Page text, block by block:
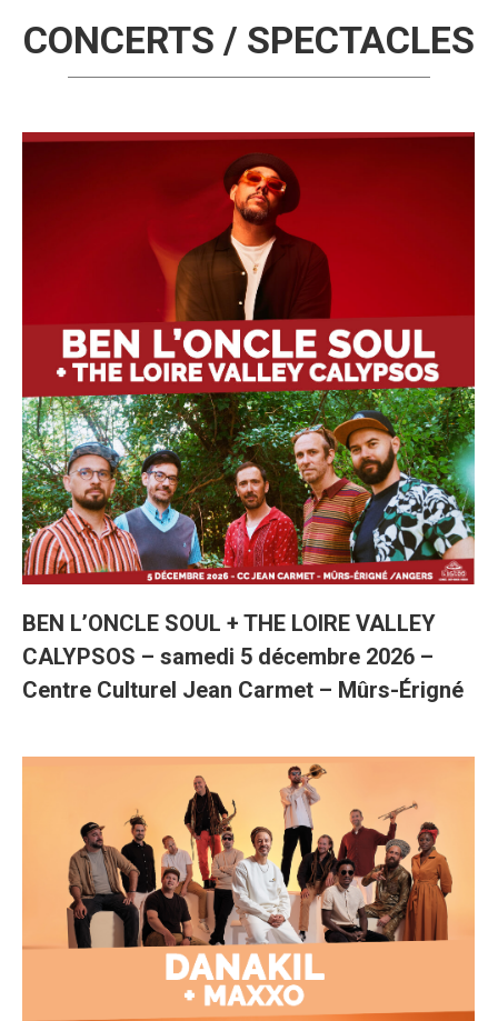
CONCERTS / SPECTACLES
BEN L’ONCLE SOUL + THE LOIRE VALLEY
CALYPSOS – samedi 5 décembre 2026 –
Centre Culturel Jean Carmet – Mûrs-Érigné